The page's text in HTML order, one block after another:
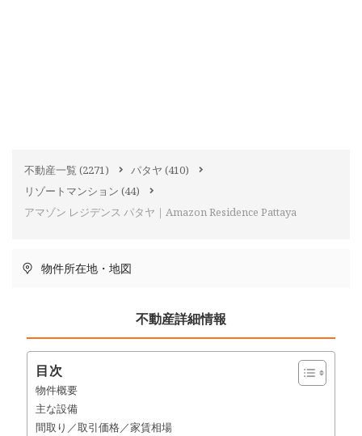
不動産一覧 (2271) パタヤ (410)
リゾートマンション (44)
アマゾン レジデンス パタヤ｜Amazon Residence Pattaya
物件所在地・地図
不動産詳細情報
目次
物件概要
主な設備
間取り／取引価格／家賃相場